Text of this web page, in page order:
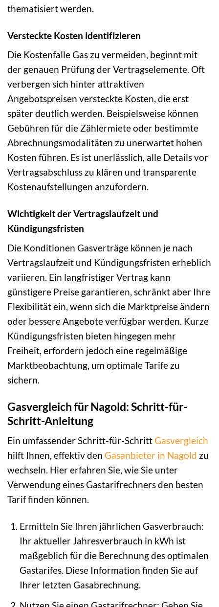
thematisiert werden.
Versteckte Kosten identifizieren
Die Kostenfalle Gas zu vermeiden, beginnt mit
der genauen Prüfung der Vertragselemente. Oft
verbergen sich hinter attraktiven
Angebotspreisen versteckte Kosten, die erst
später deutlich werden. Beispielsweise können
Gebühren für die Zählermiete oder bestimmte
Abrechnungsmodalitäten zu unerwartet hohen
Kosten führen. Es ist unerlässlich, alle Details vor
Vertragsabschluss zu klären und transparente
Kostenaufstellungen anzufordern.
Wichtigkeit der Vertragslaufzeit und
Kündigungsfristen
Die Konditionen Gasverträge können je nach
Vertragslaufzeit und Kündigungsfristen erheblich
variieren. Ein langfristiger Vertrag kann
günstigere Preise garantieren, schränkt aber Ihre
Flexibilität ein, wenn sich die Marktpreise ändern
oder bessere Angebote verfügbar werden. Kurze
Kündigungsfristen bieten hingegen mehr
Freiheit, erfordern jedoch eine regelmäßige
Marktbeobachtung, um optimale Tarife zu
sichern.
Gasvergleich für Nagold: Schritt-für-
Schritt-Anleitung
Ein umfassender Schritt-für-Schritt Gasvergleich
hilft Ihnen, effektiv den Gasanbieter in Nagold zu
wechseln. Hier erfahren Sie, wie Sie unter
Verwendung eines Gastarifrechners den besten
Tarif finden können.
Ermitteln Sie Ihren jährlichen Gasverbrauch:
Ihr aktueller Jahresverbrauch in kWh ist
maßgeblich für die Berechnung des optimalen
Gastarifes. Diese Information finden Sie auf
Ihrer letzten Gasabrechnung.